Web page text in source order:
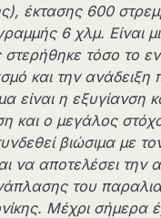
έκτασης 600
6 χλμ. Είναι
στερήθηκε τόσο το
και την ανάδειξη
είναι η εξυγίανση
και ο μεγάλος
βιώσιμα με
να αποτελέσει την
του
Μέχρι σήμερα